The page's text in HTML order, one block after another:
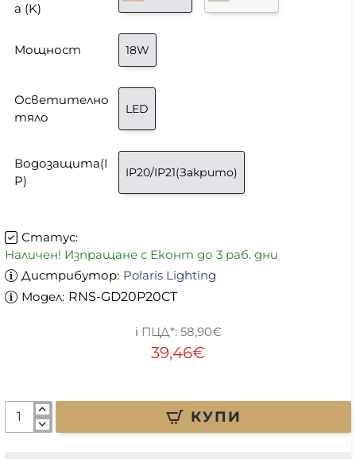
Статус:
Наличен! Изпращане с Еконт до 3 раб. дни
Дистрибутор: Polaris Lighting
Модел: RNS-GD20P20CT
39,46€
58,90€
а (K)
Мощност 18W
Осветително
тяло
LED
Водозащита(I
P)
IP20/IP21(Закрито)
КУПИ